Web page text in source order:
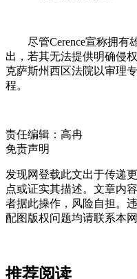
尽管Cerence宣称拥有
出，若其无法提供明确侵
克萨斯州西区法院以审理
程。
责任编辑：高冉
免责声明
发现网登载此文出于传递
点或证实其描述。文章内
者据此操作，风险自担。
配图版权问题均请联系本
推荐阅读